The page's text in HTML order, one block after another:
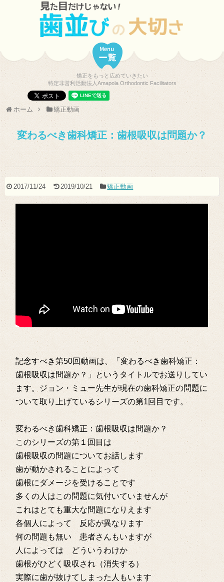
矯正をもっと広めていきたい
特定非営利活動法人Amapola Orthodontic Facilitators
ホーム 矯正動画
変わるべき歯科矯正：歯根吸収は問題か？
2017/11/24 2019/10/21 矯正動画
記念すべき第50回動画は、「変わるべき歯科矯正：
歯根吸収は問題か？」というタイトルでお送りしてい
ます。ジョン・ミュー先生が現在の歯科矯正の問題に
ついて取り上げているシリーズの第1回目です。
変わるべき歯科矯正：歯根吸収は問題か？
このシリーズの第１回目は
歯根吸収の問題についてお話します
歯が動かされることによって
歯根にダメージを受けることです
多くの人はこの問題に気付いていませんが
これはとても重大な問題になりえます
各個人によって 反応が異なります
何の問題も無い 患者さんもいますが
人によっては どういうわけか
歯根がひどく吸収され（消失する）
実際に歯が抜けてしまった人もいます